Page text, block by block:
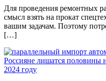
Для проведения ремонтных
смысл взять на прокат
вашим задачам. Поэтому
[…]
Россияне лишатся половины
2024 году